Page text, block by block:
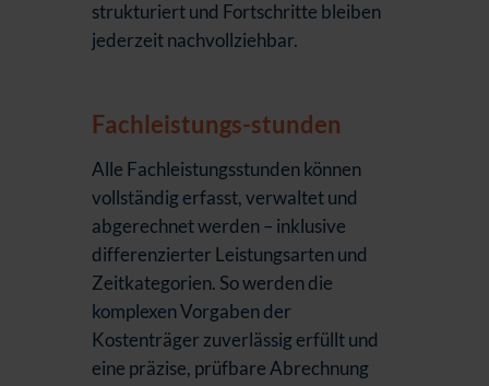
strukturiert und Fortschritte bleiben
jederzeit nachvollziehbar.
Fachleistungs-stunden
Alle Fachleistungsstunden können
vollständig erfasst, verwaltet und
abgerechnet werden – inklusive
differenzierter Leistungsarten und
Zeitkategorien. So werden die
komplexen Vorgaben der
Kostenträger zuverlässig erfüllt und
eine präzise, prüfbare Abrechnung